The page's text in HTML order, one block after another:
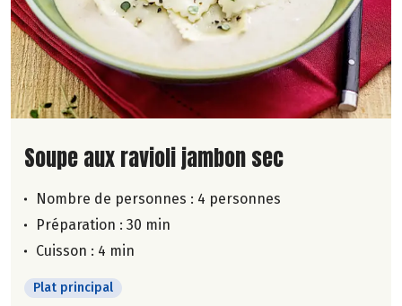
Lire la suite de la recette
Soupe aux ravioli jambon sec
Nombre de personnes : 4 personnes
Préparation : 30 min
Cuisson : 4 min
Plat principal